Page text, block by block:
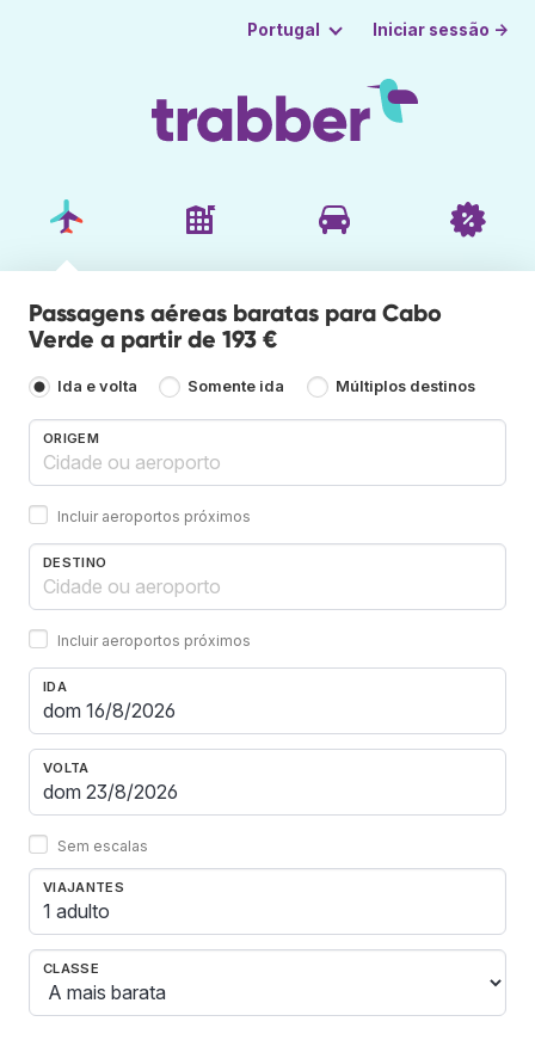
Portugal Iniciar sessão →
Passagens aéreas baratas para Cabo
Verde a partir de 193 €
Ida e volta Somente ida Múltiplos destinos
ORIGEM
Incluir aeroportos próximos
DESTINO
Incluir aeroportos próximos
IDA
VOLTA
Sem escalas
VIAJANTES
1 adulto
CLASSE